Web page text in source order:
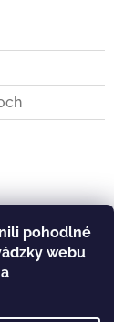
pohodlné
webu